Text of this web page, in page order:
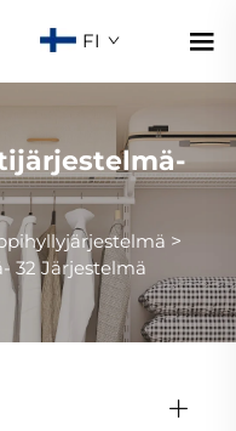
FI
>
32 Järjestelmä